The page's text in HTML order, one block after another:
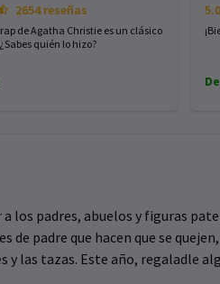
2654 reseñas
de Agatha Christie es un clásico
quién lo hizo?
5.0
padres, abuelos y figuras
de padre que hacen que se
las tazas. Este año, regaladle